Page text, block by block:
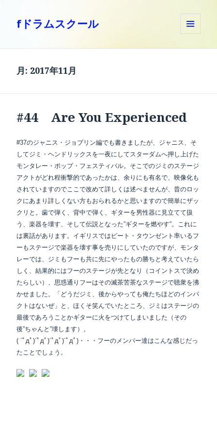
fドラムスクール
ーとウ
月: 2017年11月
#44 Are You Experienced
#37のジャニス・ジョプリン編でも書きましたが、ジャニス、そ
してジミ・ヘンドリックスを一夜にしてスターダムへ押し上げた
モンタレー・ポップ・フェスティバル。そこでのジミのステージ
アクトがどれ程衝撃的であったかは、余りにも有名で、映像化も
されていますのでここで改めて詳しくは述べませんが、昔のロッ
クにあまり詳しくない方もおられるかと思いますので簡単にザッ
クリと。歯で弾く、背中で弾く、ギターを男性器に見立てて扱
う、楽器を壊す、そして伝説となった”ギターを燃やす”。これに
は裏話があります。イギリスではピート・タウンゼント率いるフ
ーもステージで楽器を壊す事を売りにしていたのですが、モンタ
レーでは、ジミもフーも共に先にやったもの勝ちと考えていたら
しく、結果的にはフーのステージが先となり（コイントスで決め
たらしい）、思惑通りフーはその滅茶苦茶なステージで聴衆を沸
かせました。「どうだジミ、後からやっても俺たちほどのインパ
クトはないぜ」と、ほくそ笑んでいたところ、ジミはステージの
最後であろうことかギターに火をつけてしまいました（その
後”ちゃんと”壊します）。
( ´ﾟдﾟ)´ﾟдﾟ)´ﾟдﾟ)´ﾟдﾟ)・・・フーのメンバー達はこんな感じだっ
たことでしょう。